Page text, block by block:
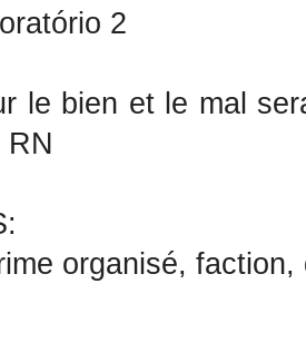
2
le bien et le mal
RN
organisé,